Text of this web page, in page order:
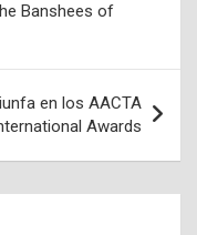
Banshees of
en los AACTA
Awards